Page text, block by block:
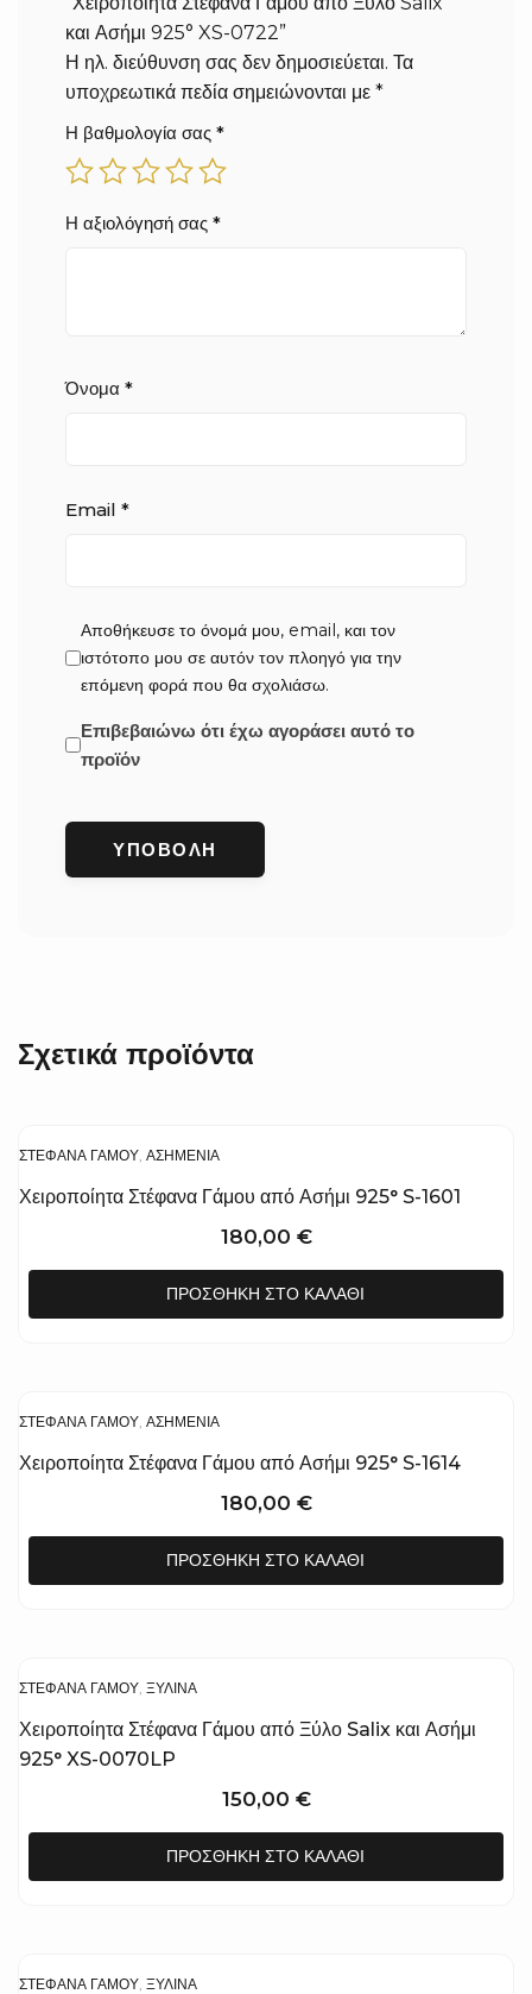
και Ασήμι 925° XS-0722”
Η ηλ. διεύθυνση σας δεν δημοσιεύεται. Τα
υποχρεωτικά πεδία σημειώνονται με *
Η βαθμολογία σας *
Η αξιολόγησή σας *
Όνομα *
Email *
Αποθήκευσε το όνομά μου, email, και τον
ιστότοπο μου σε αυτόν τον πλοηγό για την
επόμενη φορά που θα σχολιάσω.
Επιβεβαιώνω ότι έχω αγοράσει αυτό το
προϊόν
Σχετικά προϊόντα
ΣΤΈΦΑΝΑ ΓΆΜΟΥ ΑΣΗΜΈΝΙΑ
Χειροποίητα Στέφανα Γάμου από Ασήμι 925° S-1601
180,00 €
ΠΡΟΣΘΉΚΗ ΣΤΟ ΚΑΛΆΘΙ
ΣΤΈΦΑΝΑ ΓΆΜΟΥ ΑΣΗΜΈΝΙΑ
Χειροποίητα Στέφανα Γάμου από Ασήμι 925° S-1614
180,00 €
ΠΡΟΣΘΉΚΗ ΣΤΟ ΚΑΛΆΘΙ
ΣΤΈΦΑΝΑ ΓΆΜΟΥ ΞΎΛΙΝΑ
Χειροποίητα Στέφανα Γάμου από Ξύλο Salix και Ασήμι
925° XS-0070LP
150,00 €
ΠΡΟΣΘΉΚΗ ΣΤΟ ΚΑΛΆΘΙ
ΣΤΈΦΑΝΑ ΓΆΜΟΥ ΞΎΛΙΝΑ